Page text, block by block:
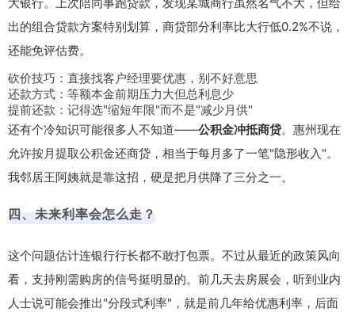
出的组合贷款方案特别划算，商贷部分利率比大行低0.2%不说，
还能免评估费。
砍价技巧：直接找客户经理要优惠，别不好意思
还款方式：等额本金前期压力大但总利息少
提前还款：记得选"缩短年限"而不是"减少月供"
还有个冷知识可能很多人不知道——公积金冲抵商贷。惠州现在
允许按月提取公积金还商贷，相当于每月多了一笔"隐形收入"。
我邻居王阿姨就是靠这招，硬是把月供降了三分之一。
四、未来利率会怎么走？
这个问题估计连银行行长都不敢打包票。不过从最近的政策风向
看，支持刚需购房的信号挺明显的。前几天去房展会，听到业内
人士说可能会推出"分段式利率"，就是前几年给优惠利率，后面